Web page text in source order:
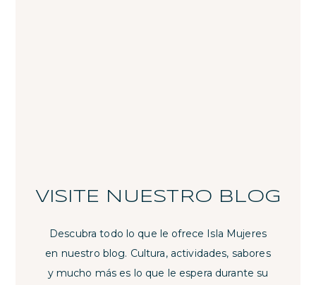
VISITE NUESTRO BLOG
Descubra todo lo que le ofrece Isla Mujeres
en nuestro blog. Cultura, actividades, sabores
y mucho más es lo que le espera durante su